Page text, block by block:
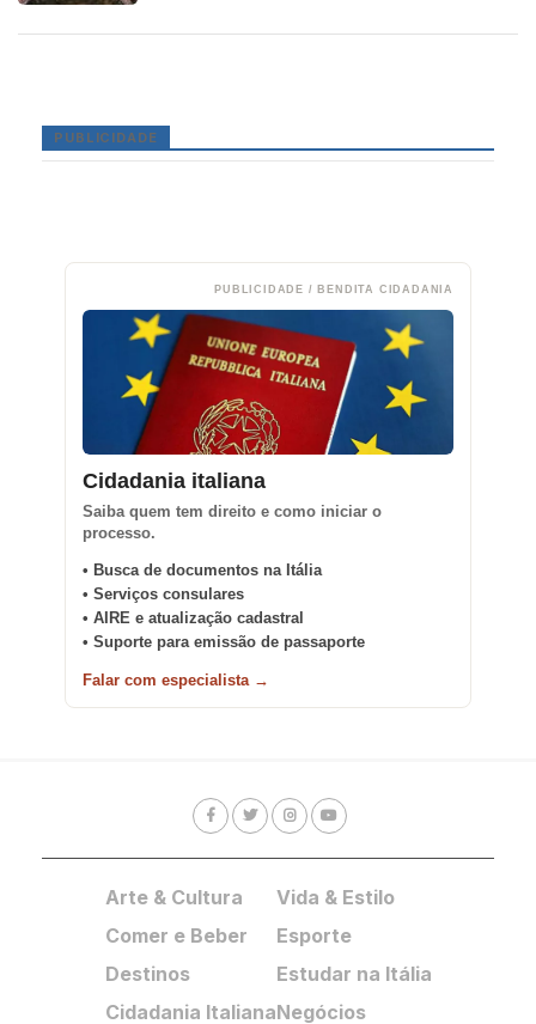
PUBLICIDADE
PUBLICIDADE / BENDITA CIDADANIA
Cidadania italiana
Saiba quem tem direito e como iniciar o
processo.
• Busca de documentos na Itália
• Serviços consulares
• AIRE e atualização cadastral
• Suporte para emissão de passaporte
Falar com especialista →
Arte & Cultura
Comer e Beber
Destinos
Cidadania Italiana
Vida & Estilo
Esporte
Estudar na Itália
Negócios